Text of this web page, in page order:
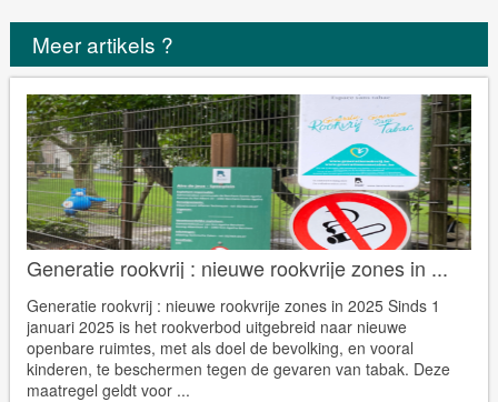
Meer artikels ?
Generatie rookvrij : nieuwe rookvrije zones in ...
Generatie rookvrij : nieuwe rookvrije zones in 2025 Sinds 1
januari 2025 is het rookverbod uitgebreid naar nieuwe
openbare ruimtes, met als doel de bevolking, en vooral
kinderen, te beschermen tegen de gevaren van tabak. Deze
maatregel geldt voor ...